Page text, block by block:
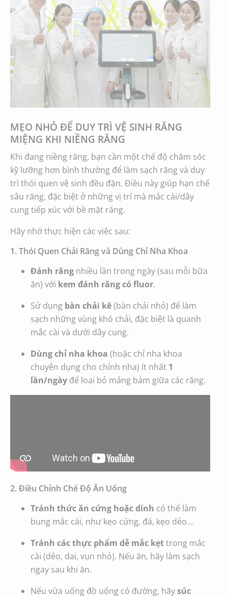
MẸO NHỎ ĐỂ DUY TRÌ VỆ SINH RĂNG
MIỆNG KHI NIỀNG RĂNG
Khi đang niềng răng, bạn cần một chế độ chăm sóc
kỹ lưỡng hơn bình thường để làm sạch răng và duy
trì thói quen vệ sinh đều đặn. Điều này giúp hạn chế
sâu răng, đặc biệt ở những vị trí mà mắc cài/dây
cung tiếp xúc với bề mặt răng.
Hãy nhớ thực hiện các việc sau:
1. Thói Quen Chải Răng và Dùng Chỉ Nha Khoa
Đánh răng nhiều lần trong ngày (sau mỗi bữa
ăn) với kem đánh răng có fluor.
Sử dụng bàn chải kẽ(bàn chải nhỏ) để làm
sạch những vùng khó chải, đặc biệt là quanh
mắc cài và dưới dây cung.
Dùng chỉ nha khoa (hoặc chỉ nha khoa
chuyên dụng cho chỉnh nha) ít nhất 1
lần/ngày để loại bỏ mảng bám giữa các răng.
2. Điều Chỉnh Chế Độ Ăn Uống
Tránh thức ăn cứng hoặc dính có thể làm
bung mắc cài, như kẹo cứng, đá, kẹo dẻo…
Tránh các thực phẩm dễ mắc kẹttrong mắc
cài (dẻo, dai, vụn nhỏ). Nếu ăn, hãy làm sạch
ngay sau khi ăn.
Nếu vừa uống đồ uống có đường, hãysúc